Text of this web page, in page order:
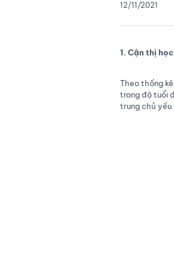
12/11/2021
1. Cận thị
Theo thống
trong độ tuổi
trung chủ yếu